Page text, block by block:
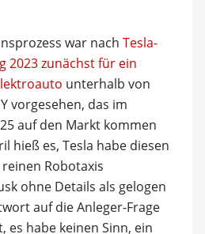
war nach Tesla-
2023 zunächst für ein
unterhalb von
vorgesehen, das im
auf den Markt kommen
hieß es, Tesla habe diesen
Robotaxis
ohne Details als gelogen
auf die Anleger-Frage
es habe keinen Sinn, ein